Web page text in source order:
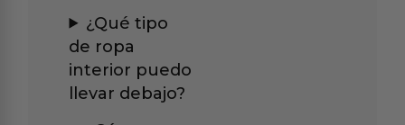
¿Qué tipo
de ropa
interior puedo
llevar debajo?